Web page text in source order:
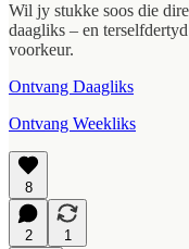
Wil jy stukke soos die
daagliks – en
voorkeur.
Ontvang Daagliks
Ontvang Weekliks
8
2
1